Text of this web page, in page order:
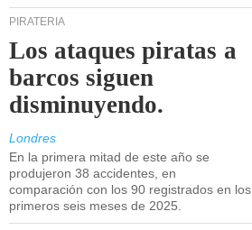
PIRATERÍA
Los ataques piratas a
barcos siguen
disminuyendo.
Londres
En la primera mitad de este año se
produjeron 38 accidentes, en
comparación con los 90 registrados en los
primeros seis meses de 2025.